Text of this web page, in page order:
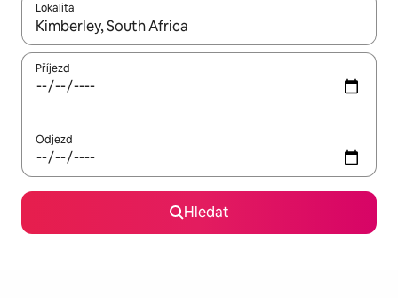
Lokalita
Až budou výsledky k dispozici, můžeš si je procházet pomocí
Příjezd
Odjezd
Hledat